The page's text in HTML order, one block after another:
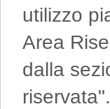
utilizzo
Area
dalla
riservata".